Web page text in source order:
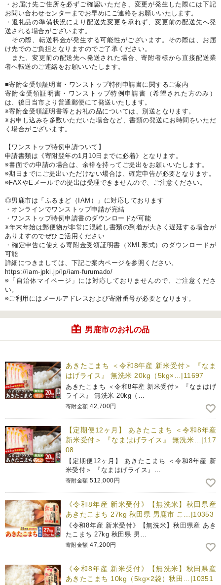
・お届け先ご住所を必ずご確認いただき、変更が発生した際には下記
お問い合わせセンターまでお早めにご連絡をお願いいたします。
・返礼品の準備状況により配送先変更を承れず、変更前の配送先へ発
送される場合がございます。
その際、転送料金が発生する可能性がございます。その際は、お届
け先でのご負担となりますのでご了承ください。
また、変更前の配送先へ発送された場合、寄附者様から直接配送業
者へ転送のご連絡をお願いいたします。
■寄附金受領証明書・ワンストップ特例申請書に関するご案内
寄附金受領証明書・ワンストップ特例申請書（希望された方のみ）
は、後日当市より普通郵便にて発送いたします。
※寄附金受領証明書等とお礼の品については、別送となります。
※お申し込みを多数いただいた場合など、書類の発送にお時間をいただ
く場合がございます。
【ワンストップ特例申請ついて】
申請書類は《寄附翌年の1月10日までに必着》となります。
※書面での申請の場合は、余裕を持ってご提出をお願いいたします。
※期日までにご提出いただけない場合は、確定申告が必要となります。
※FAXやEメールでの提出は受理できませんので、ご注意ください。
◎男鹿市は「ふるまど（IAM）」に対応しております
・オンラインでワンストップ申請が完結
・ワンストップ特例申請書のダウンロードが可能
※年末年始は郵便物が非常に混雑し書類の到着が大きく遅延する場合が
ありますのでぜひご活用ください
・確定申告に使える寄附金受領証明書（XML形式）のダウンロードが
可能
詳細につきましては、下記ご案内ページを参照ください。
https://iam-jpki.jp/lp/iam-furumado/
※「自治体マイページ」には対応しておりませんので、ご注意くださ
い。
※ご利用にはメールアドレスおよび寄附番号が必要となります。
男鹿市のお礼の品
あきたこまち ＜令和8年産 新米受付＞ 『なま
はげライス』 無洗米 20kg（5kg×…|11697
あきたこまち ＜令和8年産 新米受付＞ 『なまはげ
ライス』 無洗米 20kg（…
寄附金額 42,700円
【定期便12ヶ月】 あきたこまち ＜令和8年産
新米受付＞ 『なまはげライス』 無洗米…|117
08
【定期便12ヶ月】 あきたこまち ＜令和8年産 新
米受付＞ 『なまはげライス』…
寄附金額 512,000円
《令和8年産 新米受付》【無洗米】秋田県産
あきたこまち 27kg 秋田県 男鹿市 こ…|10353
《令和8年産 新米受付》【無洗米】秋田県産 あき
たこまち 27kg 秋田県 男…
寄附金額 47,200円
《令和8年産 新米受付》【無洗米】秋田県産
あきたこまち 10kg（5kg×2袋）秋田…|10351